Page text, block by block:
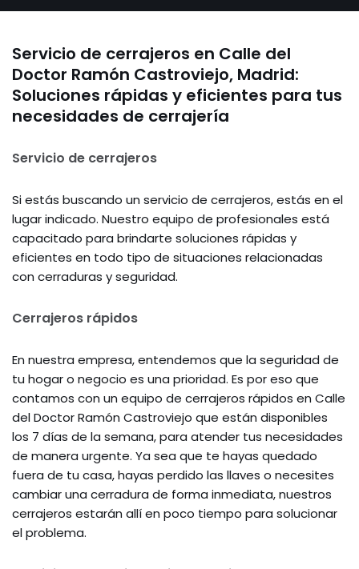
Servicio de cerrajeros en Calle del
Doctor Ramón Castroviejo, Madrid:
Soluciones rápidas y eficientes para tus
necesidades de cerrajería
Servicio de cerrajeros
Si estás buscando un servicio de cerrajeros, estás en el
lugar indicado. Nuestro equipo de profesionales está
capacitado para brindarte soluciones rápidas y
eficientes en todo tipo de situaciones relacionadas
con cerraduras y seguridad.
Cerrajeros rápidos
En nuestra empresa, entendemos que la seguridad de
tu hogar o negocio es una prioridad. Es por eso que
contamos con un equipo de cerrajeros rápidos en Calle
del Doctor Ramón Castroviejo que están disponibles
los 7 días de la semana, para atender tus necesidades
de manera urgente. Ya sea que te hayas quedado
fuera de tu casa, hayas perdido las llaves o necesites
cambiar una cerradura de forma inmediata, nuestros
cerrajeros estarán allí en poco tiempo para solucionar
el problema.